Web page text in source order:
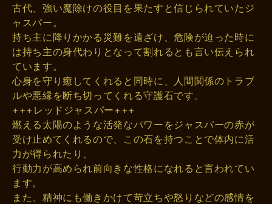
古代、強い魔除けの役目を果たすと信じられていたジ
ャスパー。
持ち主に降りかかる災難を遠ざけ、危険が迫った時に
は持ち主の身代わりとなって割れるとも言い伝えられ
ています。
心身を守り癒してくれると同時に、人間関係のトラブ
ルや悪縁を断ち切ってくれる守護石です。
+++レッドジャスパー+++
燃える太陽のような活発なパワーをジャスパーの赤が
受け止めてくれるので、この石を持つことで体内に活
力が得られたり、
行動力が高められ前向きな性格になれると言われてい
ます。
また、精神にも働きかけて苛立ちや怒りなどの感情を